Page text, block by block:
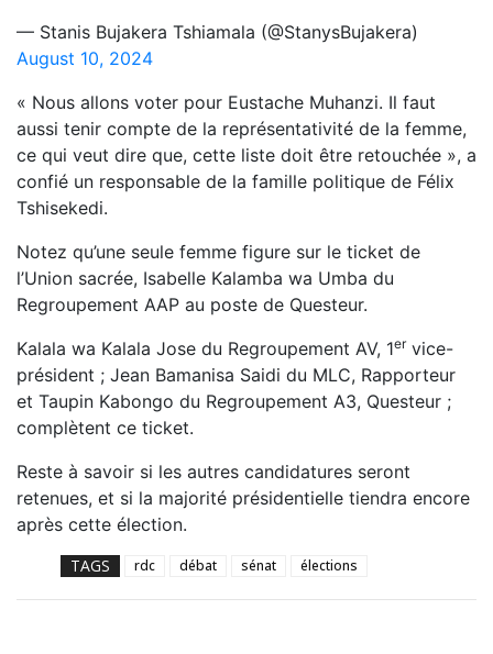
— Stanis Bujakera Tshiamala (@StanysBujakera)
August 10, 2024
« Nous allons voter pour Eustache Muhanzi. Il faut
aussi tenir compte de la représentativité de la femme,
ce qui veut dire que, cette liste doit être retouchée », a
confié un responsable de la famille politique de Félix
Tshisekedi.
Notez qu’une seule femme figure sur le ticket de
l’Union sacrée, Isabelle Kalamba wa Umba du
Regroupement AAP au poste de Questeur.
Kalala wa Kalala Jose du Regroupement AV, 1ervice-
président ; Jean Bamanisa Saidi du MLC, Rapporteur
et Taupin Kabongo du Regroupement A3, Questeur ;
complètent ce ticket.
Reste à savoir si les autres candidatures seront
retenues, et si la majorité présidentielle tiendra encore
après cette élection.
TAGS rdc débat sénat élections